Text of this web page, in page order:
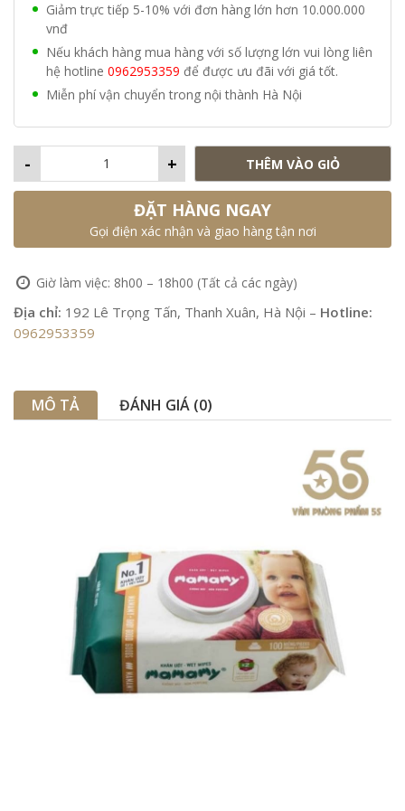
Giảm trực tiếp 5-10% với đơn hàng lớn hơn 10.000.000
vnđ
Nếu khách hàng mua hàng với số lượng lớn vui lòng liên
hệ hotline 0962953359 để được ưu đãi với giá tốt.
Miễn phí vận chuyển trong nội thành Hà Nội
+
- THÊM VÀO GIỎ
ĐẶT HÀNG NGAY
Gọi điện xác nhận và giao hàng tận nơi
Giờ làm việc: 8h00 – 18h00 (Tất cả các ngày)
Địa chỉ: 192 Lê Trọng Tấn, Thanh Xuân, Hà Nội – Hotline:
0962953359
MÔ TẢ ĐÁNH GIÁ (0)